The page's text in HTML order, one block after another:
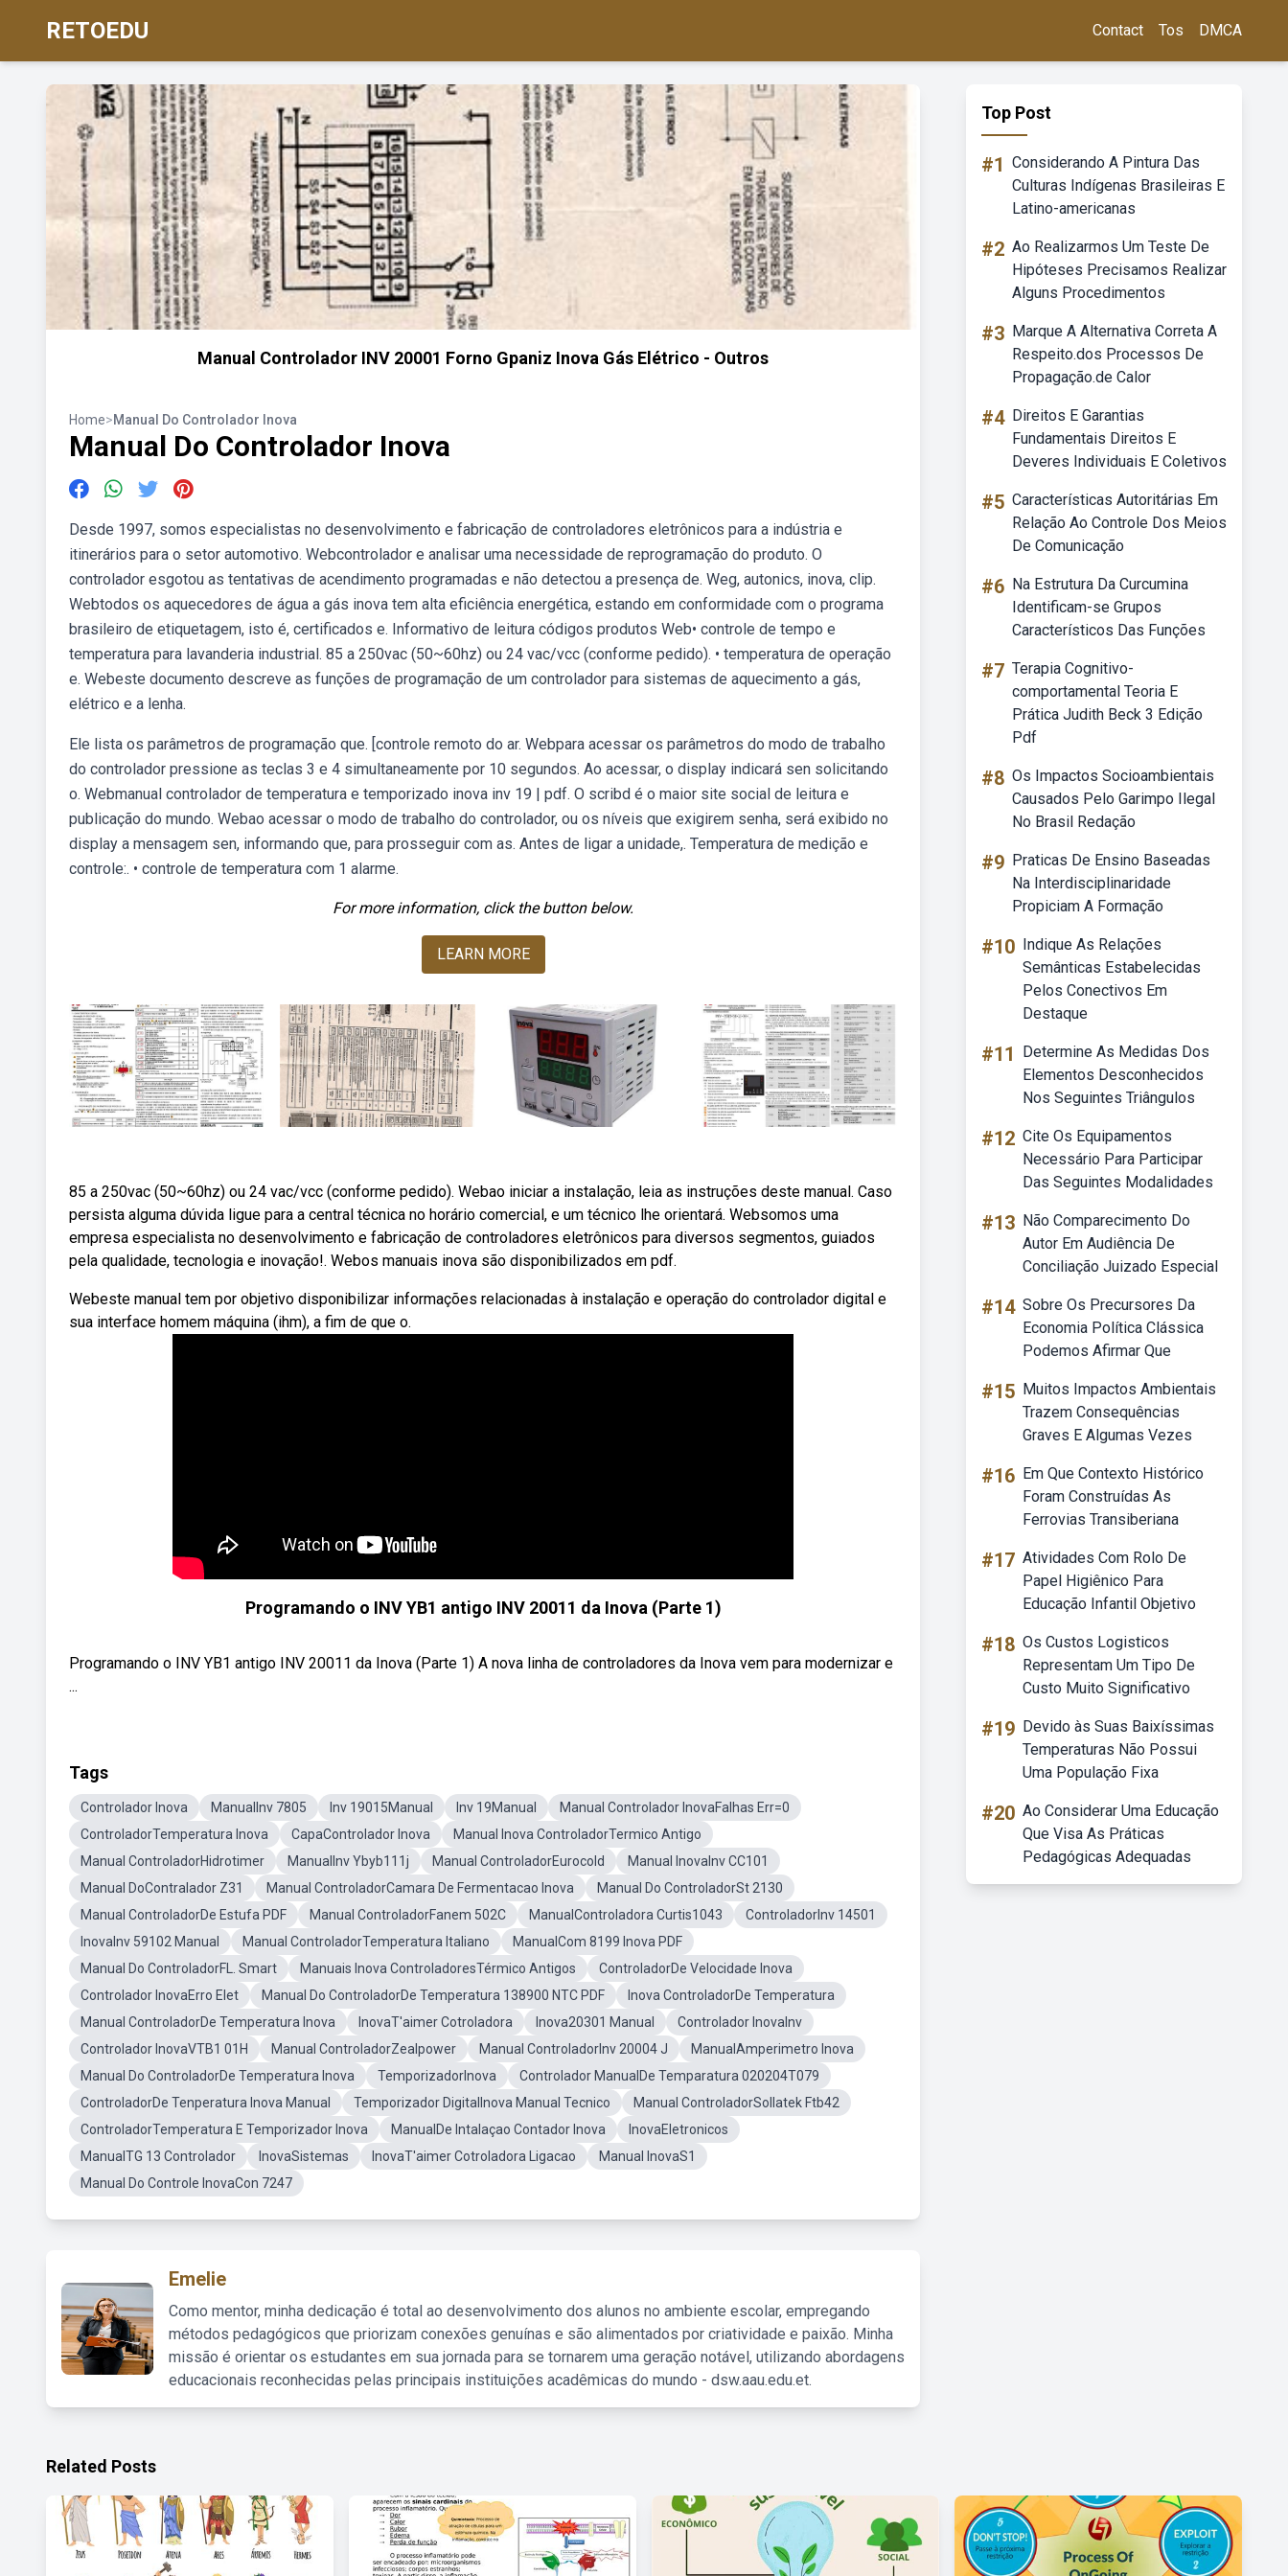
RETOEDU Contact Tos DMCA
Manual Controlador INV 20001 Forno Gpaniz Inova Gás Elétrico - Outros
Home>Manual Do Controlador Inova
Manual Do Controlador Inova
Desde 1997, somos especialistas no desenvolvimento e fabricação de controladores eletrônicos para a indústria e
itinerários para o setor automotivo. Webcontrolador e analisar uma necessidade de reprogramação do produto. O
controlador esgotou as tentativas de acendimento programadas e não detectou a presença de. Weg, autonics, inova, clip.
Webtodos os aquecedores de água a gás inova tem alta eficiência energética, estando em conformidade com o programa
brasileiro de etiquetagem, isto é, certificados e. Informativo de leitura códigos produtos Web• controle de tempo e
temperatura para lavanderia industrial. 85 a 250vac (50~60hz) ou 24 vac/vcc (conforme pedido). • temperatura de operação
e. Webeste documento descreve as funções de programação de um controlador para sistemas de aquecimento a gás,
elétrico e a lenha.
Ele lista os parâmetros de programação que. [controle remoto do ar. Webpara acessar os parâmetros do modo de trabalho
do controlador pressione as teclas 3 e 4 simultaneamente por 10 segundos. Ao acessar, o display indicará sen solicitando
o. Webmanual controlador de temperatura e temporizado inova inv 19 | pdf. O scribd é o maior site social de leitura e
publicação do mundo. Webao acessar o modo de trabalho do controlador, ou os níveis que exigirem senha, será exibido no
display a mensagem sen, informando que, para prosseguir com as. Antes de ligar a unidade,. Temperatura de medição e
controle:. • controle de temperatura com 1 alarme.
For more information, click the button below.
LEARN MORE
85 a 250vac (50~60hz) ou 24 vac/vcc (conforme pedido). Webao iniciar a instalação, leia as instruções deste manual. Caso
persista alguma dúvida ligue para a central técnica no horário comercial, e um técnico lhe orientará. Websomos uma
empresa especialista no desenvolvimento e fabricação de controladores eletrônicos para diversos segmentos, guiados
pela qualidade, tecnologia e inovação!. Webos manuais inova são disponibilizados em pdf.
Webeste manual tem por objetivo disponibilizar informações relacionadas à instalação e operação do controlador digital e
sua interface homem máquina (ihm), a fim de que o.
Programando o INV YB1 antigo INV 20011 da Inova (Parte 1)
Programando o INV YB1 antigo INV 20011 da Inova (Parte 1) A nova linha de controladores da Inova vem para modernizar e
...
Tags
Controlador Inova ManualInv 7805 Inv 19015Manual Inv 19Manual
Manual Controlador InovaFalhas Err=0
ControladorTemperatura Inova
CapaControlador Inova
Manual Inova ControladorTermico Antigo
Manual ControladorHidrotimer
ManualInv Ybyb111j Manual ControladorEurocold
Manual InovaInv CC101
Manual DoContralador Z31
Manual ControladorCamara De Fermentacao Inova
Manual Do ControladorSt 2130
Manual ControladorDe Estufa PDF
Manual ControladorFanem 502C ManualControladora Curtis1043
ControladorInv 14501
InovaInv 59102 Manual
Manual ControladorTemperatura Italiano
ManualCom 8199 Inova PDF
Manual Do ControladorFL. Smart
Manuais Inova ControladoresTérmico Antigos
ControladorDe Velocidade Inova
Controlador InovaErro Elet
Manual Do ControladorDe Temperatura 138900 NTC PDF
Inova ControladorDe Temperatura
Manual ControladorDe Temperatura Inova
InovaT'aimer Cotroladora Inova20301 Manual
Controlador InovaInv
Controlador InovaVTB1 01H
Manual ControladorZealpower Manual ControladorInv 20004 J
ManualAmperimetro Inova
Manual Do ControladorDe Temperatura Inova
TemporizadorInova
Controlador ManualDe Temparatura 020204T079
ControladorDe Tenperatura Inova Manual
Temporizador DigitalInova Manual Tecnico
Manual ControladorSollatek Ftb42
ControladorTemperatura E Temporizador Inova
ManualDe Intalaçao Contador Inova
InovaEletronicos
ManualTG 13 Controlador
InovaSistemas InovaT'aimer Cotroladora Ligacao
Manual InovaS1
Manual Do Controle InovaCon 7247
Emelie
Como mentor, minha dedicação é total ao desenvolvimento dos alunos no ambiente escolar, empregando
métodos pedagógicos que priorizam conexões genuínas e são alimentados por criatividade e paixão. Minha
missão é orientar os estudantes em sua jornada para se tornarem uma geração notável, utilizando abordagens
educacionais reconhecidas pelas principais instituições acadêmicas do mundo - dsw.aau.edu.et.
Top Post
#1 Considerando A Pintura Das
Culturas Indígenas Brasileiras E
Latino-americanas
#2 Ao Realizarmos Um Teste De
Hipóteses Precisamos Realizar
Alguns Procedimentos
#3 Marque A Alternativa Correta A
Respeito.dos Processos De
Propagação.de Calor
#4 Direitos E Garantias
Fundamentais Direitos E
Deveres Individuais E Coletivos
#5 Características Autoritárias Em
Relação Ao Controle Dos Meios
De Comunicação
#6 Na Estrutura Da Curcumina
Identificam-se Grupos
Característicos Das Funções
#7 Terapia Cognitivo-
comportamental Teoria E
Prática Judith Beck 3 Edição
Pdf
#8 Os Impactos Socioambientais
Causados Pelo Garimpo Ilegal
No Brasil Redação
#9 Praticas De Ensino Baseadas
Na Interdisciplinaridade
Propiciam A Formação
#10 Indique As Relações
Semânticas Estabelecidas
Pelos Conectivos Em
Destaque
#11
Determine As Medidas Dos
Elementos Desconhecidos
Nos Seguintes Triângulos
#12 Cite Os Equipamentos
Necessário Para Participar
Das Seguintes Modalidades
#13 Não Comparecimento Do
Autor Em Audiência De
Conciliação Juizado Especial
#14 Sobre Os Precursores Da
Economia Política Clássica
Podemos Afirmar Que
#15 Muitos Impactos Ambientais
Trazem Consequências
Graves E Algumas Vezes
#16 Em Que Contexto Histórico
Foram Construídas As
Ferrovias Transiberiana
#17 Atividades Com Rolo De
Papel Higiênico Para
Educação Infantil Objetivo
#18 Os Custos Logisticos
Representam Um Tipo De
Custo Muito Significativo
#19 Devido às Suas Baixíssimas
Temperaturas Não Possui
Uma População Fixa
#20 Ao Considerar Uma Educação
Que Visa As Práticas
Pedagógicas Adequadas
Related Posts